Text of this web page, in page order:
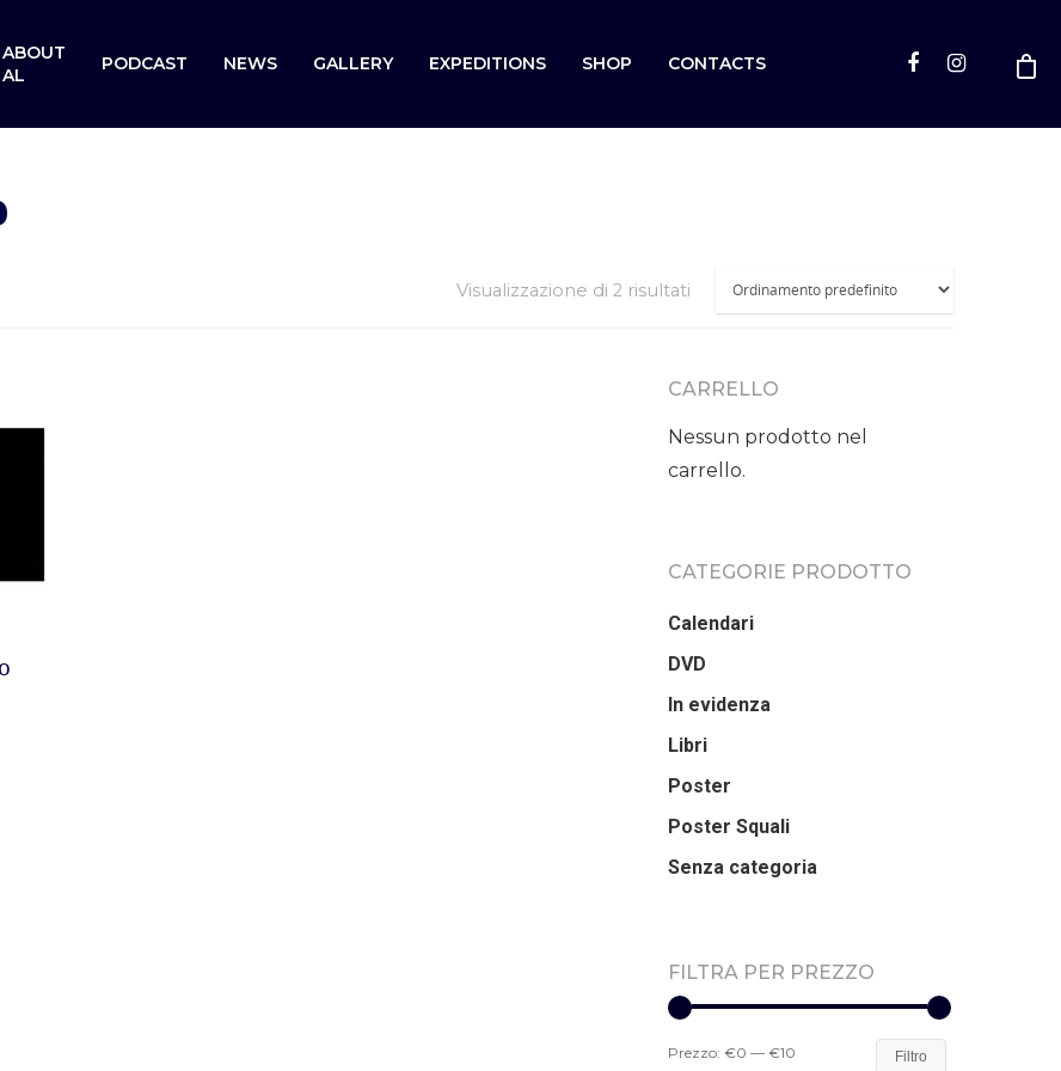
ABOUT
AL
PODCAST NEWS GALLERY EXPEDITIONS SHOP CONTACTS
Visualizzazione di 2 risultati
CARRELLO
Nessun prodotto nel
carrello.
CATEGORIE PRODOTTO
Calendari
DVD
In evidenza
Libri
Poster
Poster Squali
Senza categoria
FILTRA PER PREZZO
Filtro
Prezzo: €0 — €10